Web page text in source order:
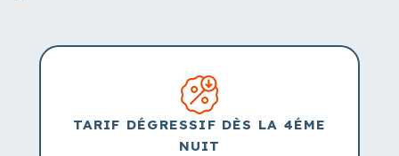
TARIF DÉGRESSIF DÈS LA 4ÉME
NUIT